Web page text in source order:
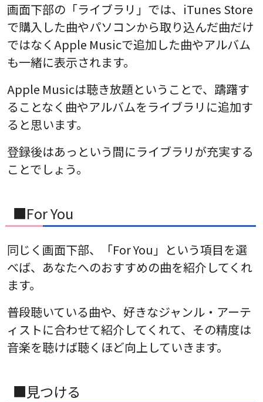
画面下部の「ライブラリ」では、iTunes Store
で購入した曲やパソコンから取り込んだ曲だけ
ではなくApple Musicで追加した曲やアルバム
も一緒に表示されます。
Apple Musicは聴き放題ということで、躊躇す
ることなく曲やアルバムをライブラリに追加す
ると思います。
登録後はあっという間にライブラリが充実する
ことでしょう。
■For You
同じく画面下部、「For You」という項目を選
べば、あなたへのおすすめの曲を紹介してくれ
ます。
普段聴いている曲や、好きなジャンル・アーテ
ィストに合わせて紹介してくれて、その精度は
音楽を聴けば聴くほど向上していきます。
■見つける